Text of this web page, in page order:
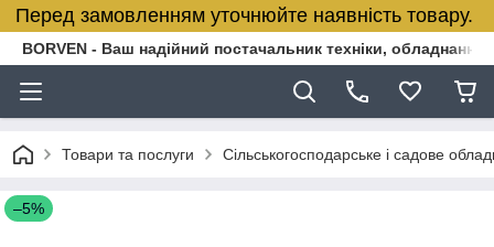
Перед замовленням уточнюйте наявність товару.
BORVEN - Ваш надійний постачальник техніки, обладнання
Товари та послуги Сільськогосподарське і садове
–5%